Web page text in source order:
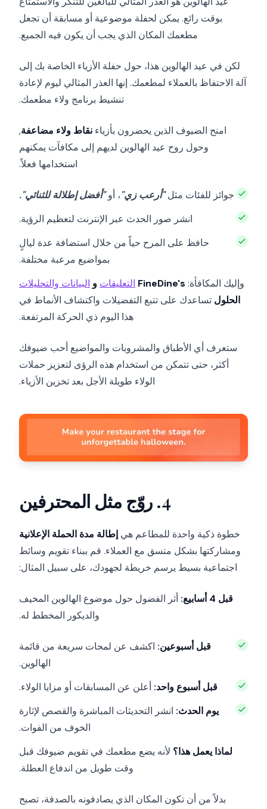
بوقت رائع. يمكن لحفلة موضوعية أو مسابقة أن تجعل
مطعمك المكان الذي يجب أن يكون فيه الجميع.
لكن في عيد الهالوين هذا، حول حفلة الأزياء الخاصة بك إلى
آلة الاحتفاظ بالعملاء لمطعمك. إنها العذر المثالي ليوم لإعادة
تنشيط برنامج ولاء مطعمك.
امنح الضيوف الذين يحضرون بأزياء نقاط ولاء مضاعفة,
وحول روح عيد الهالوين لديهم إلى مكافآت يمكنهم
استخدامها فعلاً.
جوائز للفئات مثل"أرعب زي"، أو"أفضل إطلالة للثنائي".
انشر صور الحدث عبر الإنترنت لتعظيم الرؤية.
حافظ على المرح حياً من خلال استضافة عدة ليالٍ
بمواضيع مرعبة مختلفة.
وإليك المكافأة: FineDine's التعليقات و البيانات والتحليلات
الحلول تساعدك على تتبع التفضيلات واكتشاف الأنماط في
هذا اليوم ذي الحركة المرتفعة.
ستعرف أي الأطباق والمشروبات والمواضيع أحب ضيوفك
أكثر، حتى تتمكن من استخدام هذه الرؤى لتعزيز حملات
الولاء طويلة الأجل بعد تخزين الأزياء.
4. روّج مثل المحترفين
خطوة ذكية واحدة للمطاعم هي إطالة مدة الحملة الإعلانية
ومشاركتها بشكل متسق مع العملاء. قم ببناء تقويم وسائط
اجتماعية بسيط يرسم خريطة لجهودك، على سبيل المثال:
قبل 4 أسابيع:
أثر الفضول حول موضوع الهالوين المخيف
والديكور المخطط له.
قبل أسبوعين: اكشف عن لمحات سريعة من قائمة
الهالوين.
قبل أسبوع واحد: أعلن عن المسابقات أو مزايا الولاء.
يوم الحدث: انشر التحديثات المباشرة والقصص لإثارة
الخوف من الفوات.
لماذا يعمل هذا؟ لأنه يضع مطعمك في تقويم ضيوفك قبل
وقت طويل من اندفاع العطلة.
بدلاً من أن تكون المكان الذي يصادفونه بالصدفة، تصبح